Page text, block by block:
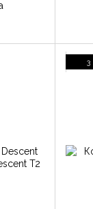
3